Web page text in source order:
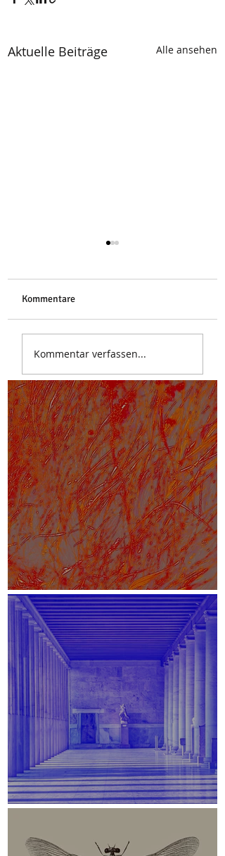
Aktuelle Beiträge Alle ansehen
Stoa des Attalos
Kommentare
Kommentar verfassen...
White Paper
Stoa des Attalos